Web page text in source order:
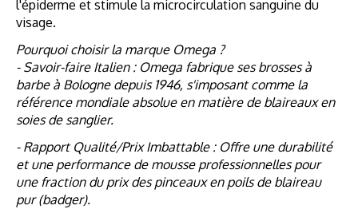
l'épiderme et stimule la microcirculation sanguine du
visage.
Pourquoi choisir la marque Omega ?
- Savoir-faire Italien : Omega fabrique ses brosses à
barbe à Bologne depuis 1946, s'imposant comme la
référence mondiale absolue en matière de blaireaux en
soies de sanglier.
- Rapport Qualité/Prix Imbattable : Offre une durabilité
et une performance de mousse professionnelles pour
une fraction du prix des pinceaux en poils de blaireau
pur (badger).